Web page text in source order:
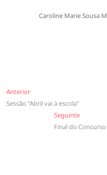
Caroline Marie Sousa
Navegação
de
AnteriorAnterior
Sessão “Abril vai à escola”
SeguinteSeguinte
Final do